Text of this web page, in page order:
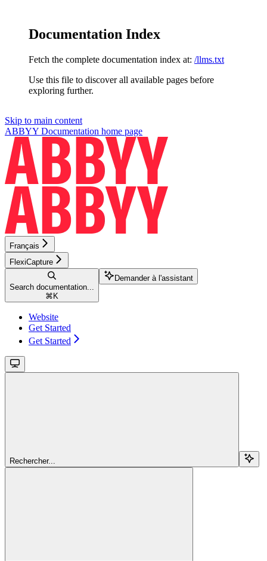
Documentation Index
Fetch the complete documentation index at: /llms.txt
Use this file to discover all available pages before
exploring further.
Skip to main content
ABBYY Documentation home page
Français
FlexiCapture
Search documentation...
⌘ K
Demander à l'assistant
Website
Get Started
Get Started
Rechercher...